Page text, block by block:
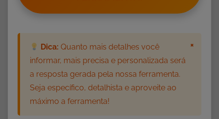
Dica: Quanto mais detalhes você
informar, mais precisa e personalizada será
a resposta gerada pela nossa ferramenta.
Seja específico, detalhista e aproveite ao
máximo a ferramenta!
×